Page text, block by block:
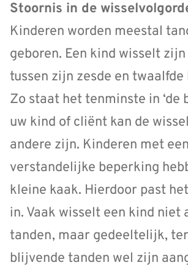
Stoornis in de
Kinderen worden meestal
geboren. Een kind wisselt
tussen zijn zesde en twaalfde
Zo staat het tenminste in ‘de
uw kind of cliënt kan de
andere zijn. Kinderen met een
verstandelijke beperking
kleine kaak. Hierdoor past
in. Vaak wisselt een kind niet
tanden, maar gedeeltelijk,
blijvende tanden wel zijn